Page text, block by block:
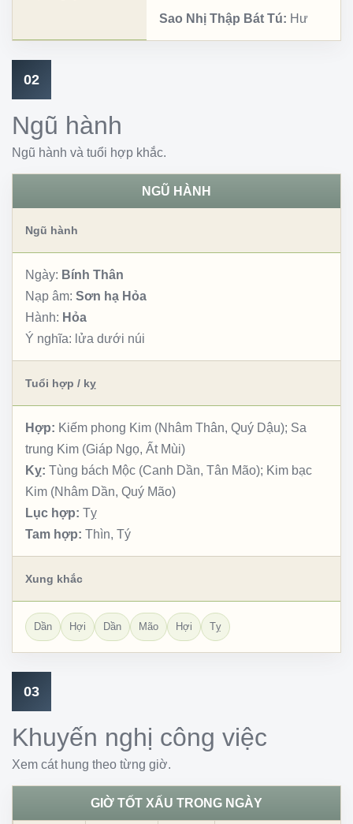
Sao Nhị Thập Bát Tú: Hư
02
Ngũ hành
Ngũ hành và tuổi hợp khắc.
NGŨ HÀNH
Ngũ hành
Ngày: Bính Thân
Nạp âm: Sơn hạ Hỏa
Hành: Hỏa
Ý nghĩa: lửa dưới núi
Tuổi hợp / kỵ
Hợp: Kiếm phong Kim (Nhâm Thân, Quý Dậu); Sa
trung Kim (Giáp Ngọ, Ất Mùi)
Kỵ: Tùng bách Mộc (Canh Dần, Tân Mão); Kim bạc
Kim (Nhâm Dần, Quý Mão)
Lục hợp: Tỵ
Tam hợp: Thìn, Tý
Xung khắc
Dần Hợi Dần Mão Hợi Tỵ
03
Khuyến nghị công việc
Xem cát hung theo từng giờ.
GIỜ TỐT XẤU TRONG NGÀY